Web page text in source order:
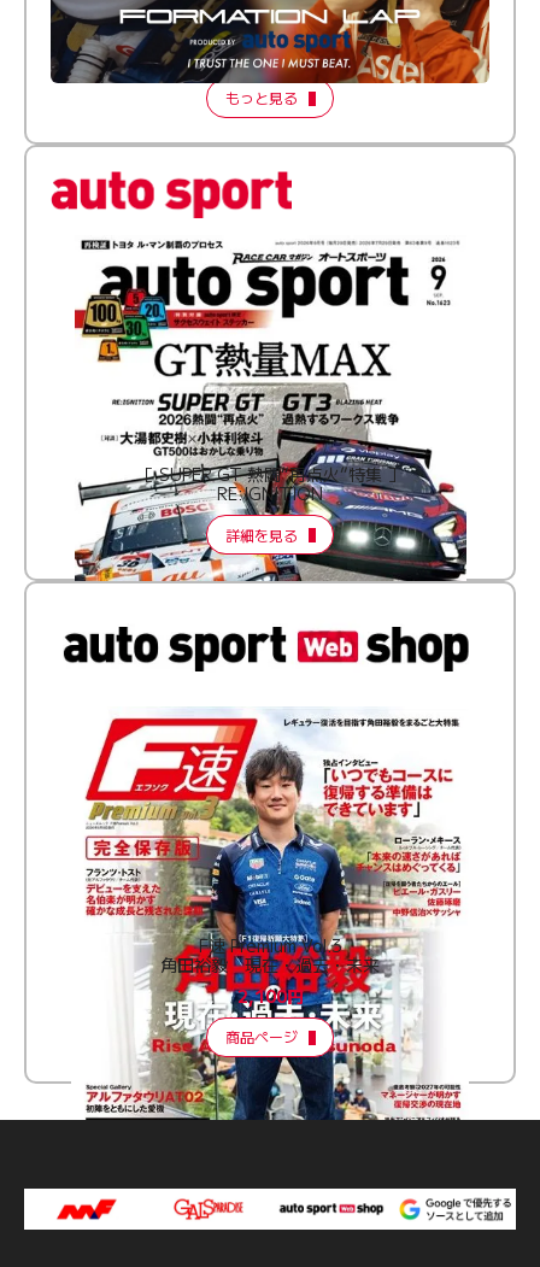
倒す相手を、信じてる。小林利徠斗 × 野村勇斗
【FORMATION LAP Produced by auto sport】
2026 Episode 2
もっと見る
［ SUPER GT 熱闘“再点火”特集 ］
RE:IGNITION
詳細を見る
F速 Premium Vol.3
角田裕毅 現在・過去・未来
2,100円
商品ページ